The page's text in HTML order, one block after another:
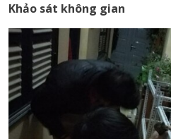
Khảo sát không gian